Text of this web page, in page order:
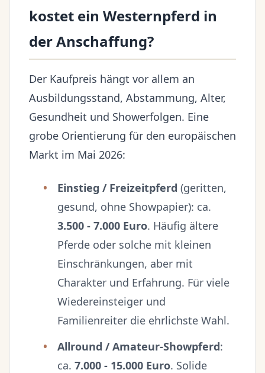
kostet ein Westernpferd in
der Anschaffung?
Der Kaufpreis hängt vor allem an
Ausbildungsstand, Abstammung, Alter,
Gesundheit und Showerfolgen. Eine
grobe Orientierung für den europäischen
Markt im Mai 2026:
Einstieg / Freizeitpferd (geritten,
gesund, ohne Showpapier): ca.
3.500 - 7.000 Euro. Häufig ältere
Pferde oder solche mit kleinen
Einschränkungen, aber mit
Charakter und Erfahrung. Für viele
Wiedereinsteiger und
Familienreiter die ehrlichste Wahl.
Allround / Amateur-Showpferd:
ca. 7.000 - 15.000 Euro. Solide